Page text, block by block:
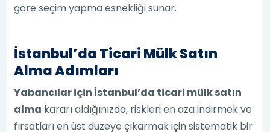
göre seçim yapma esnekliği sunar.
İstanbul’da Ticari Mülk Satın
Alma Adımları
Yabancılar için İstanbul’da ticari mülk satın
alma kararı aldığınızda, riskleri en aza indirmek ve
fırsatları en üst düzeye çıkarmak için sistematik bir